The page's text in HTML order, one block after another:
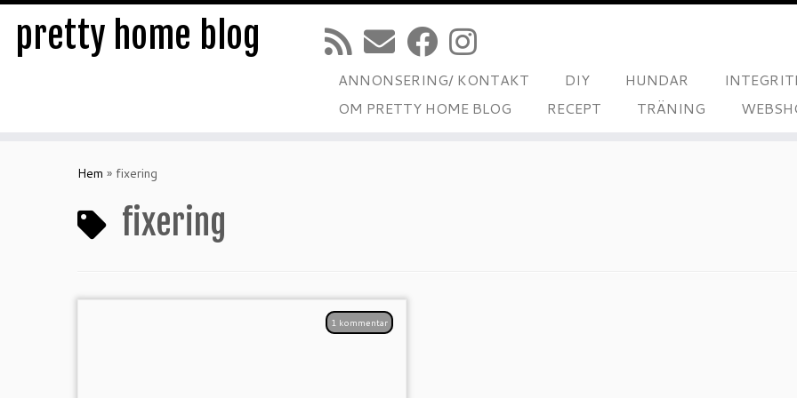
pretty home blog
ANNONSERING/ KONTAKT DIY HUNDAR
OM PRETTY HOME BLOG
RECEPT TRÄNING
Hem » fixering
fixering
1 kommentar